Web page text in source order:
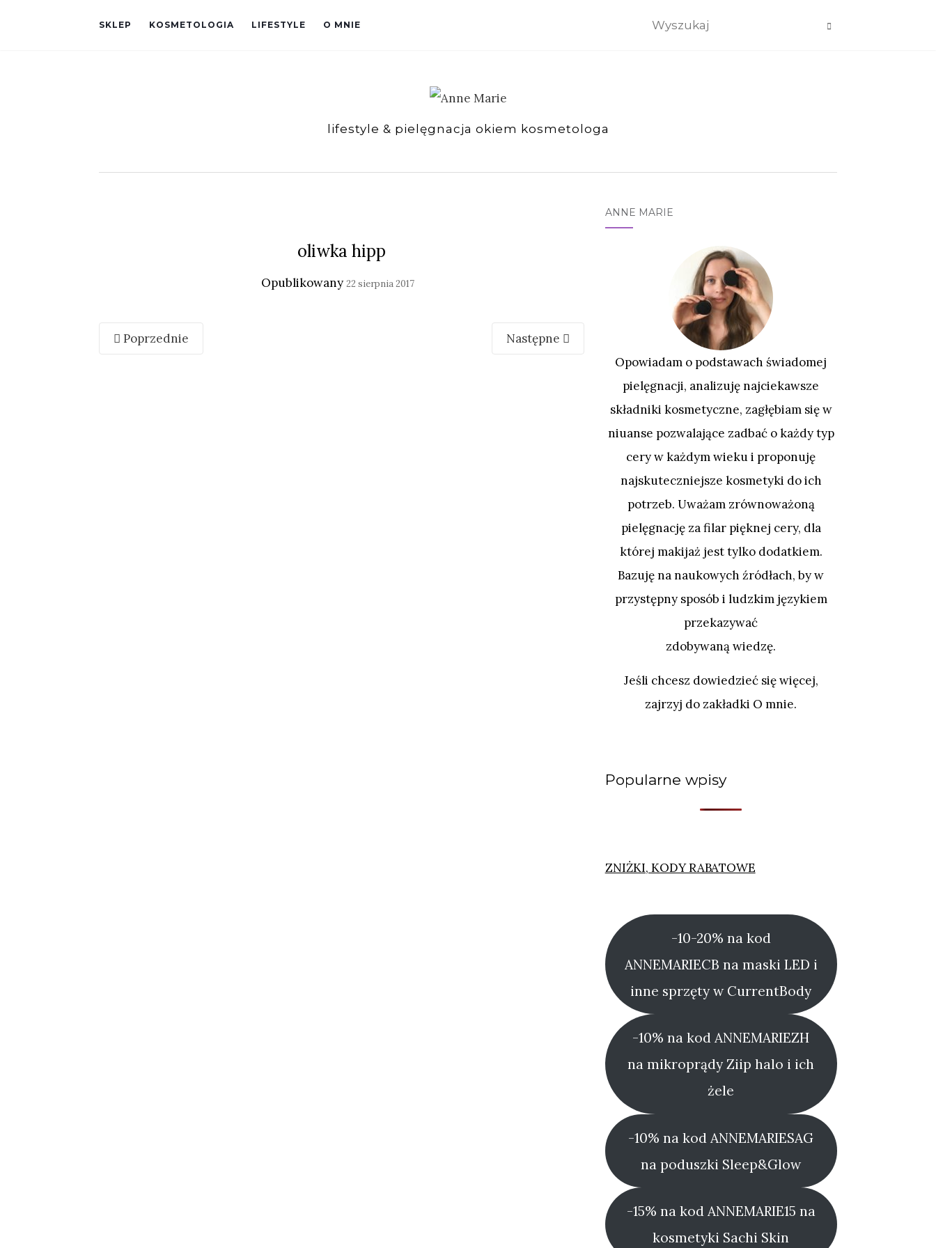
SKLEP KOSMETOLOGIA LIFESTYLE O MNIE
lifestyle & pielęgnacja okiem kosmetologa
oliwka hipp
Opublikowany22 sierpnia 2017
Poprzednie Następne
ANNE MARIE
Opowiadam o podstawach świadomej
pielęgnacji, analizuję najciekawsze
składniki kosmetyczne, zagłębiam się w
niuanse pozwalające zadbać o każdy typ
cery w każdym wieku i proponuję
najskuteczniejsze kosmetyki do ich
potrzeb. Uważam zrównoważoną
pielęgnację za filar pięknej cery, dla
której makijaż jest tylko dodatkiem.
Bazuję na naukowych źródłach, by w
przystępny sposób i ludzkim językiem
przekazywać
zdobywaną wiedzę.
Jeśli chcesz dowiedzieć się więcej,
zajrzyj do zakładki O mnie.
Popularne wpisy
ZNIŻKI, KODY RABATOWE
-10-20% na kod
ANNEMARIECB na maski LED i
inne sprzęty w CurrentBody
-10% na kod ANNEMARIEZH
na mikroprądy Ziip halo i ich
żele
-10% na kod ANNEMARIESAG
na poduszki Sleep&Glow
-15% na kod ANNEMARIE15 na
kosmetyki Sachi Skin